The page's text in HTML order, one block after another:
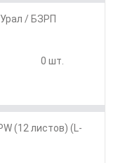
/ БЗРП
0 шт.
(12 листов) (L-